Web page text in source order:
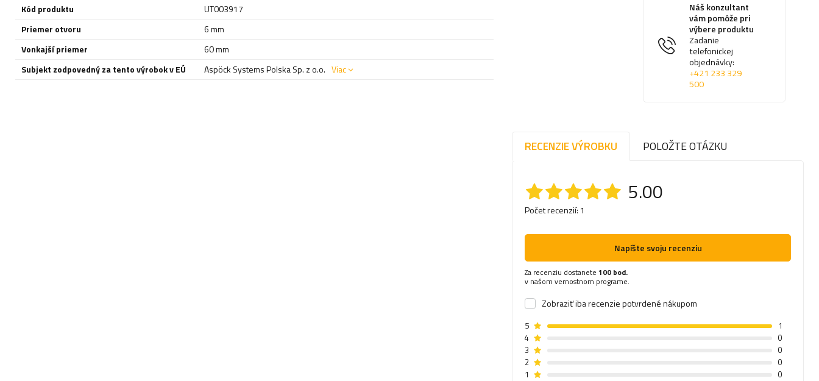
Náš konzultant
vám pomôže pri
výbere produktu
Zadanie
telefonickej
objednávky:
+421 233 329
500
RECENZIE VÝROBKU POLOŽTE OTÁZKU
5.00
Počet recenzií: 1
Napíšte svoju recenziu
Za recenziu dostanete100 bod.
v našom vernostnom programe.
Zobraziť iba recenzie potvrdené nákupom
5
1
4
0
3
0
2
0
1
0
Kód produktu
UT003917
Priemer otvoru
6 mm
Vonkajší priemer
60 mm
Subjekt zodpovedný za tento výrobok v EÚ
Aspöck Systems Polska Sp. z o.o. Viac